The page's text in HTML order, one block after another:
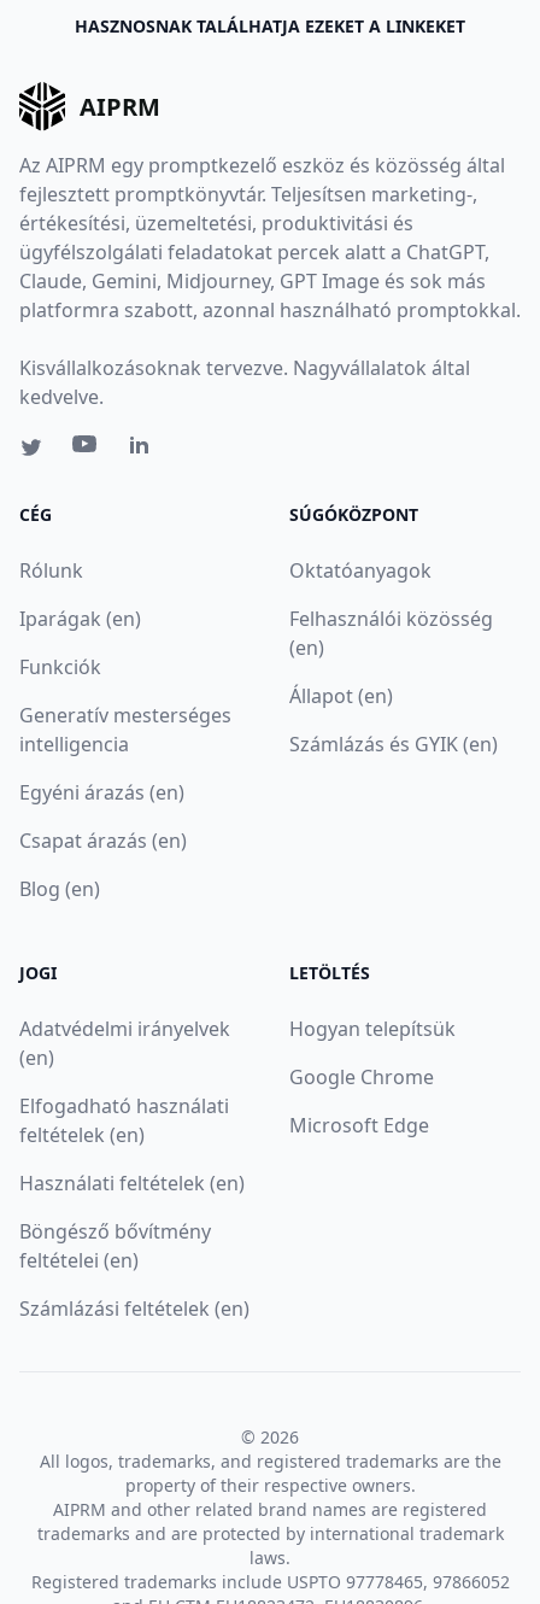
HASZNOSNAK TALÁLHATJA EZEKET A LINKEKET
AIPRM
Az AIPRM egy promptkezelő eszköz és közösség által
fejlesztett promptkönyvtár. Teljesítsen marketing-,
értékesítési, üzemeltetési, produktivitási és
ügyfélszolgálati feladatokat percek alatt a ChatGPT,
Claude, Gemini, Midjourney, GPT Image és sok más
platformra szabott, azonnal használható promptokkal.
Kisvállalkozásoknak tervezve. Nagyvállalatok által
kedvelve.
CÉG
Rólunk
Iparágak (en)
Funkciók
Generatív mesterséges
intelligencia
Egyéni árazás (en)
Csapat árazás (en)
Blog (en)
SÚGÓKÖZPONT
Oktatóanyagok
Felhasználói közösség
(en)
Állapot (en)
Számlázás és GYIK (en)
JOGI
Adatvédelmi irányelvek
(en)
Elfogadható használati
feltételek (en)
Használati feltételek (en)
Böngésző bővítmény
feltételei (en)
Számlázási feltételek (en)
LETÖLTÉS
Hogyan telepítsük
Google Chrome
Microsoft Edge
© 2026
All logos, trademarks, and registered trademarks are the
property of their respective owners.
AIPRM and other related brand names are registered
trademarks and are protected by international trademark
laws.
Registered trademarks include USPTO 97778465, 97866052